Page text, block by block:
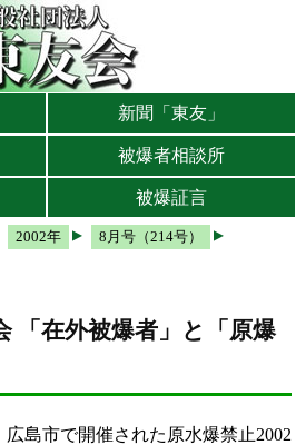
ト）へ 新聞「東友」
被爆者相談所
被爆証言
2002年 8月号（214号）
「在外被爆者」と「原爆
島市で開催された原水爆禁止2002